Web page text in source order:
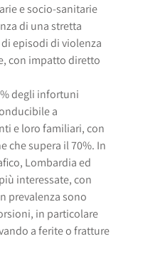
e socio-sanitarie
di una stretta
episodi di violenza
con impatto diretto
degli infortuni
a
e loro familiari, con
che supera il 70%. In
Lombardia ed
interessate, con
prevalenza sono
in particolare
a ferite o fratture